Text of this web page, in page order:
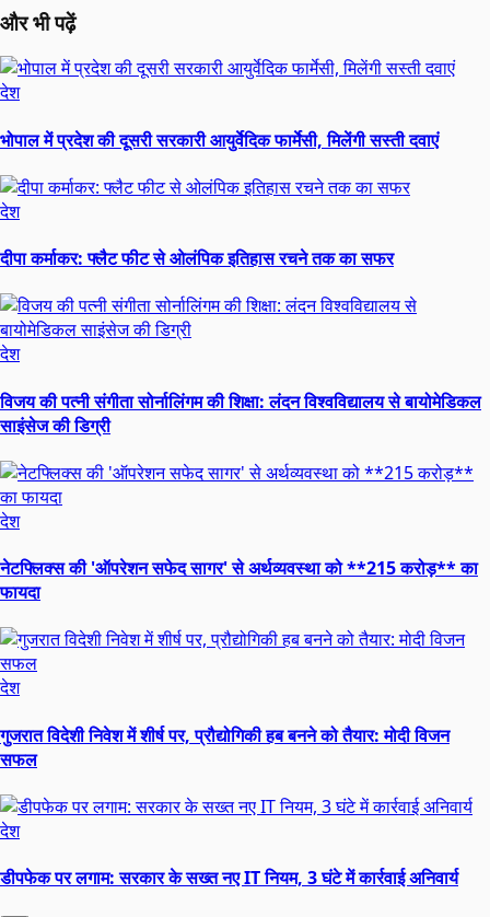
और भी पढ़ें
देश
भोपाल में प्रदेश की दूसरी सरकारी आयुर्वेदिक फार्मेसी, मिलेंगी सस्ती दवाएं
देश
दीपा कर्माकर: फ्लैट फीट से ओलंपिक इतिहास रचने तक का सफर
देश
विजय की पत्नी संगीता सोर्नालिंगम की शिक्षा: लंदन विश्वविद्यालय से बायोमेडिकल
साइंसेज की डिग्री
देश
नेटफ्लिक्स की 'ऑपरेशन सफेद सागर' से अर्थव्यवस्था को **215 करोड़** का
फायदा
देश
गुजरात विदेशी निवेश में शीर्ष पर, प्रौद्योगिकी हब बनने को तैयार: मोदी विजन
सफल
देश
डीपफेक पर लगाम: सरकार के सख्त नए IT नियम, 3 घंटे में कार्रवाई अनिवार्य